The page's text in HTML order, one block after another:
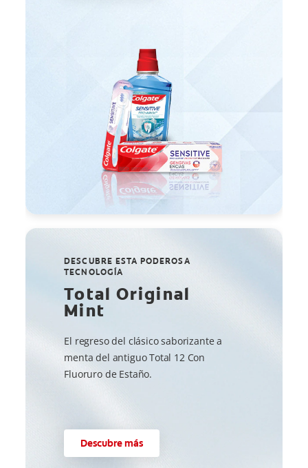
DESCUBRE ESTA PODEROSA
TECNOLOGÍA
Total Original
Mint
El regreso del clásico saborizante a
menta del antiguo Total 12 Con
Fluoruro de Estaño.
Descubre más